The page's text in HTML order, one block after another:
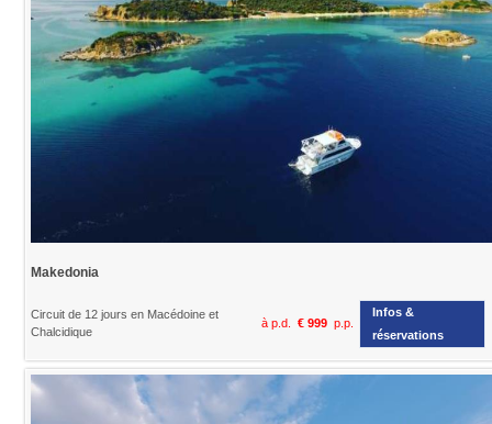
Makedonia
Circuit de 12 jours en Macédoine et
Chalcidique
à p.d. € 999 p.p.
Infos &
réservations